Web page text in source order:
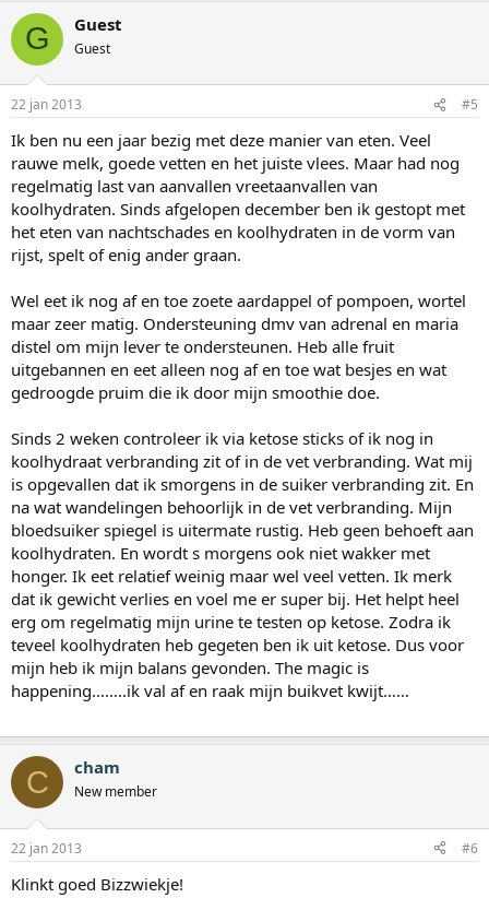
G Guest
Guest
22 jan 2013 #5
Ik ben nu een jaar bezig met deze manier van eten. Veel
rauwe melk, goede vetten en het juiste vlees. Maar had nog
regelmatig last van aanvallen vreetaanvallen van
koolhydraten. Sinds afgelopen december ben ik gestopt met
het eten van nachtschades en koolhydraten in de vorm van
rijst, spelt of enig ander graan.
Wel eet ik nog af en toe zoete aardappel of pompoen, wortel
maar zeer matig. Ondersteuning dmv van adrenal en maria
distel om mijn lever te ondersteunen. Heb alle fruit
uitgebannen en eet alleen nog af en toe wat besjes en wat
gedroogde pruim die ik door mijn smoothie doe.
Sinds 2 weken controleer ik via ketose sticks of ik nog in
koolhydraat verbranding zit of in de vet verbranding. Wat mij
is opgevallen dat ik smorgens in de suiker verbranding zit. En
na wat wandelingen behoorlijk in de vet verbranding. Mijn
bloedsuiker spiegel is uitermate rustig. Heb geen behoeft aan
koolhydraten. En wordt s morgens ook niet wakker met
honger. Ik eet relatief weinig maar wel veel vetten. Ik merk
dat ik gewicht verlies en voel me er super bij. Het helpt heel
erg om regelmatig mijn urine te testen op ketose. Zodra ik
teveel koolhydraten heb gegeten ben ik uit ketose. Dus voor
mijn heb ik mijn balans gevonden. The magic is
happening……..ik val af en raak mijn buikvet kwijt……
C cham
New member
22 jan 2013 #6
Klinkt goed Bizzwiekje!